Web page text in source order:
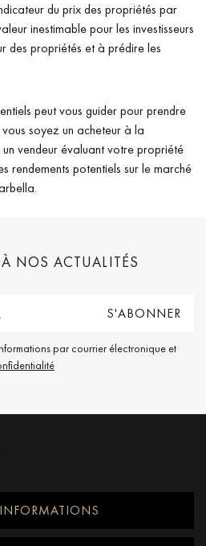
du prix des propriétés par
inestimable pour les investisseurs
des propriétés et à prédire les
peut vous guider pour prendre
soyez un acheteur à la
un vendeur évaluant votre propriété
rendements potentiels sur le marché
NOS ACTUALITÉS
par courrier électronique et